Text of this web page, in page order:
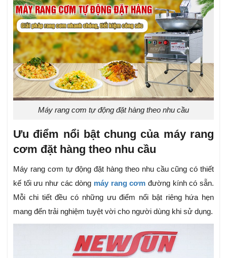
Máy rang cơm tự động đặt hàng theo nhu cầu
Ưu điểm nổi bật chung của máy rang
cơm đặt hàng theo nhu cầu
Máy rang cơm tự động đặt hàng theo nhu cầu cũng có thiết
kế tối ưu như các dòng máy rang cơm đường kính có sẵn.
Mỗi chi tiết đều có những ưu điểm nổi bật riêng hứa hẹn
mang đến trải nghiệm tuyệt vời cho người dùng khi sử dụng.